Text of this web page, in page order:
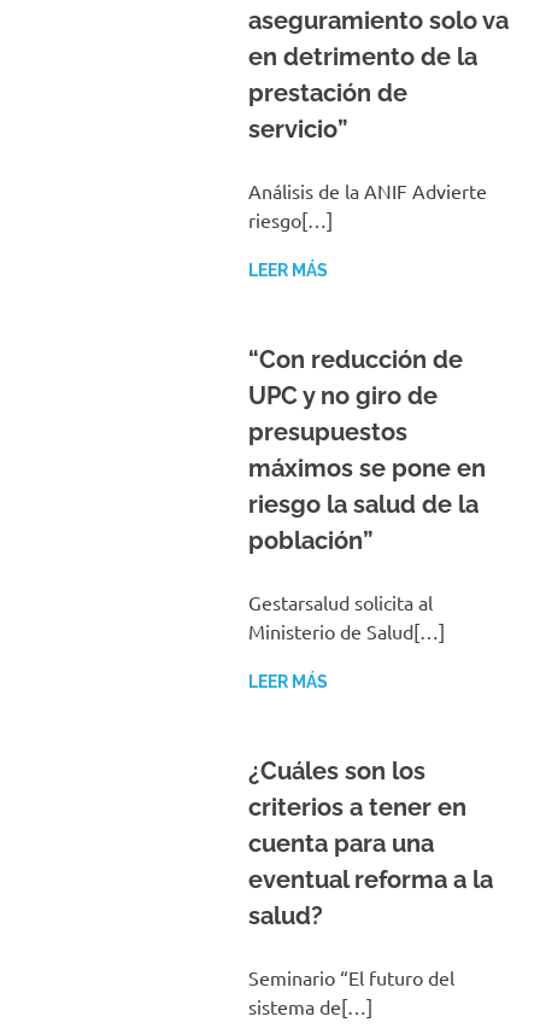
aseguramiento solo va
en detrimento de la
prestación de
servicio”
Análisis de la ANIF Advierte
riesgo[…]
LEER MÁS
“Con reducción de
UPC y no giro de
presupuestos
máximos se pone en
riesgo la salud de la
población”
Gestarsalud solicita al
Ministerio de Salud[…]
LEER MÁS
¿Cuáles son los
criterios a tener en
cuenta para una
eventual reforma a la
salud?
Seminario “El futuro del
sistema de[…]